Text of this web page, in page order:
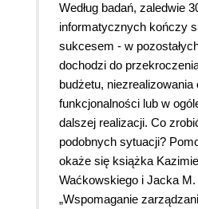
Według badań, zaledwie
informatycznych kończy
sukcesem - w
dochodzi do
budżetu, niezrealizowania
funkcjonalności lub w
dalszej realizacji. Co
podobnych sytuacji?
okaże się książka
Waćkowskiego i Jacka
„Wspomaganie